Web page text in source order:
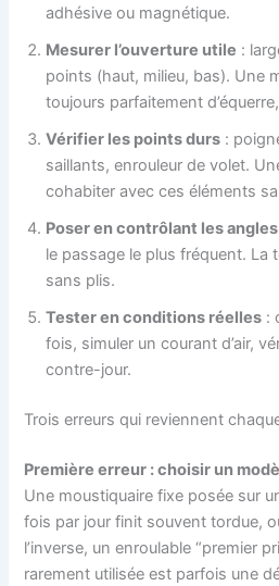
adhésive ou magnétique.
Mesurer l’ouverture utile :
points (haut, milieu, bas). Une
toujours parfaitement
Vérifier les points durs :
saillants, enrouleur de volet.
cohabiter avec ces éléments
Poser en contrôlant les angles
le passage le plus fréquent. La
sans plis.
Tester en conditions réelles :
fois, simuler un courant d’air,
contre-jour.
Trois erreurs qui reviennent
Première erreur : choisir un
Une moustiquaire fixe posée sur
fois par jour finit souvent tordue,
l’inverse, un enroulable “premier
rarement utilisée est parfois une